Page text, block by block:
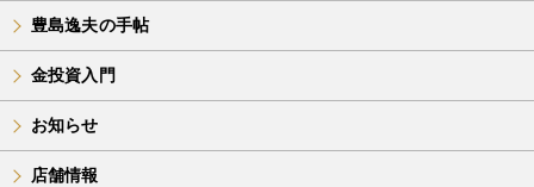
豊島逸夫の手帖
金投資入門
お知らせ
店舗情報